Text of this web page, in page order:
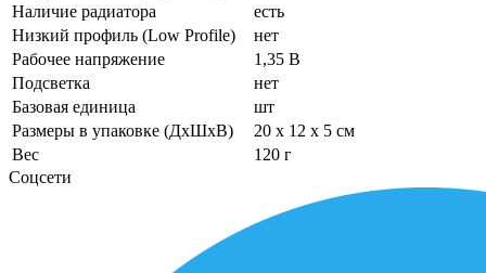
Наличие радиатора
есть
Низкий профиль (Low Profile)
нет
Рабочее напряжение
1,35 В
Подсветка
нет
Базовая единица
шт
Размеры в упаковке (ДхШхВ)
20 x 12 x 5 см
Вес
120 г
Соцсети